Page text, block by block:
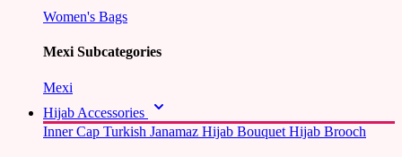
Women's Bags
Mexi Subcategories
Mexi
Hijab Accessories
Inner Cap Turkish Janamaz Hijab Bouquet Hijab Brooch